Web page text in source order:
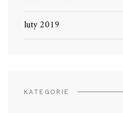
luty 2019
KATEGORIE